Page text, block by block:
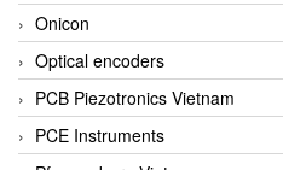
Onicon
Optical encoders
PCB Piezotronics Vietnam
PCE Instruments